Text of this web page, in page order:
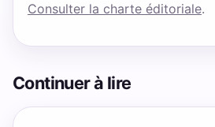
Consulter la charte éditoriale.
Continuer à lire